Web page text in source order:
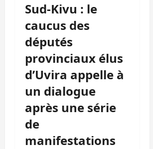
Sud-Kivu : le
caucus des
députés
provinciaux élus
d’Uvira appelle à
un dialogue
après une série
de
manifestations